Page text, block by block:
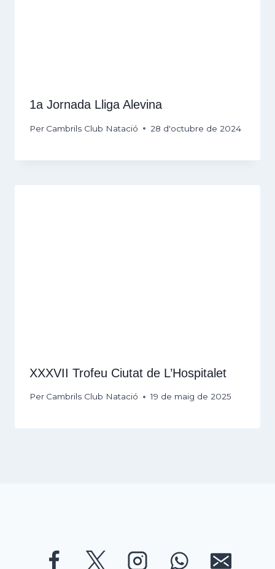
1a Jornada Lliga Alevina
Per Cambrils Club Natació 28 d'octubre de 2024
XXXVII Trofeu Ciutat de L’Hospitalet
Per Cambrils Club Natació 19 de maig de 2025